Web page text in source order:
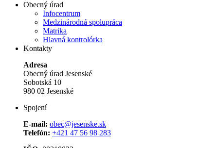
Obecný úrad
Infocentrum
Medzinárodná spolupráca
Matrika
Hlavná kontrolórka
Kontakty
Adresa
Obecný úrad Jesenské
Sobotská 10
980 02 Jesenské
Spojení
E-mail: obec@jesenske.sk
Telefón: +421 47 56 98 283